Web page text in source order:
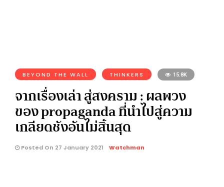
BEYOND THE WALL THINKERS 15.8K
จากเรื่องเล่า สู่สงคราม : ผลพวง
ของ propaganda ที่นำไปสู่ความ
เกลียดชังอันไม่สิ้นสุด
Posted On 27 January 2021 Watchman